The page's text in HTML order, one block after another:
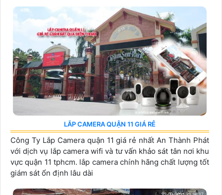
LẮP CAMERA QUẬN 11 GIÁ RẺ
Công Ty Lắp Camera quận 11 giá rẻ nhất An Thành Phát
với dịch vụ lắp camera wifi và tư vấn khảo sát tân nơi khu
vực quận 11 tphcm. lắp camera chính hãng chất lượng tốt
giám sát ổn định lâu dài